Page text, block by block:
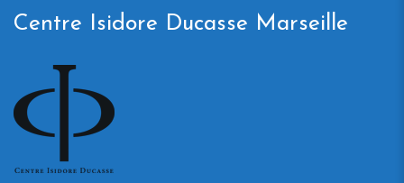
Centre Isidore Ducasse Marseille